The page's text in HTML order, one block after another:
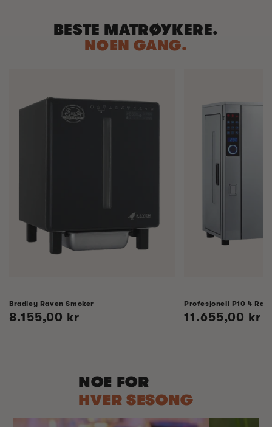
BESTE MATRØYKERE.
NOEN GANG.
Bradley Raven Smoker
Vanlig
8.155,00 kr
Profesjonell P10 4
Vanlig
11.655,00 kr
NOE FOR
HVER SESONG